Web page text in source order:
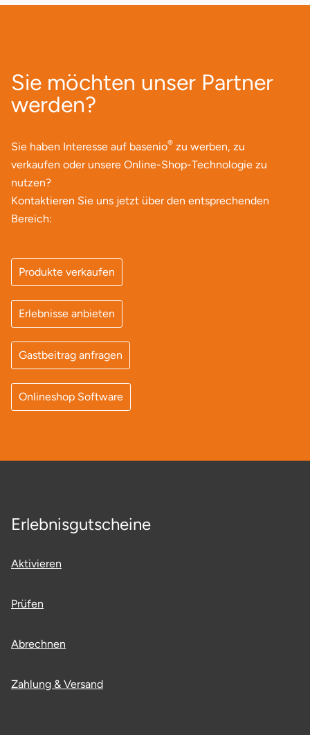
Sie möchten unser Partner
werden?
Sie haben Interesse auf basenio® zu werben, zu
verkaufen oder unsere Online-Shop-Technologie zu
nutzen?
Kontaktieren Sie uns jetzt über den entsprechenden
Bereich:
Produkte verkaufen
Erlebnisse anbieten
Gastbeitrag anfragen
Onlineshop Software
Erlebnisgutscheine
Aktivieren
Prüfen
Abrechnen
Zahlung & Versand
Ostprignitz-Ruppin
Passau
Pforzheim
Pinneberg
Pirna
Plön
Potsdam-Mittelmark
Prignitz
Regensburg
Rendsburg Eckernförde
Rodgau
Rottweil
Rügen
Saarbrücken
Salzgitter